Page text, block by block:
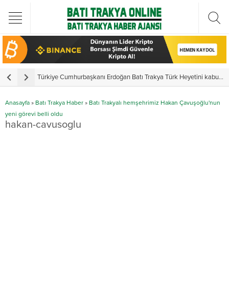
Türkiye Cumhurbaşkanı Erdoğan Batı Trakya Türk Heyetini kabul etti
Anasayfa » Batı Trakya Haber » Batı Trakyalı hemşehrimiz Hakan Çavuşoğlu'nun
yeni görevi belli oldu
hakan-cavusoglu